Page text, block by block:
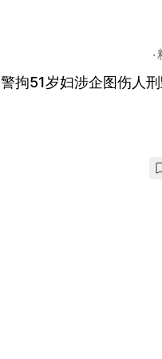
拘51岁妇涉企图伤人